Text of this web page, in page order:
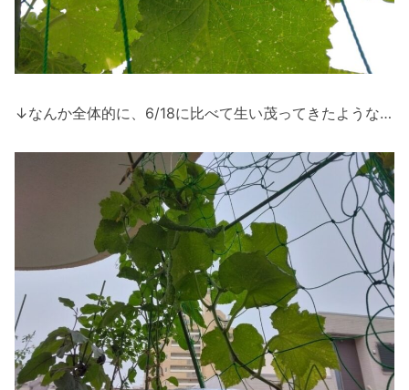
↓なんか全体的に、6/18に比べて生い茂ってきたような…